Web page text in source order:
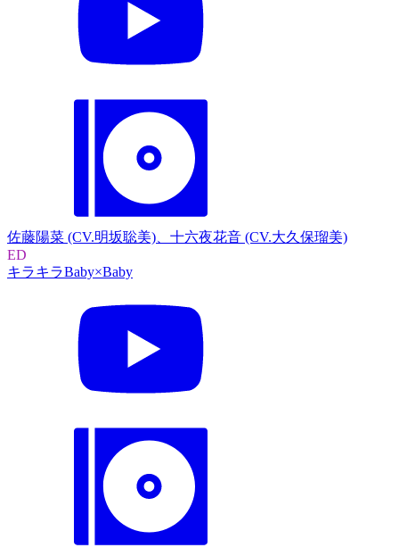
佐藤陽菜 (CV.明坂聡美)、十六夜花音 (CV.大久保瑠美)
ED
キラキラBaby×Baby